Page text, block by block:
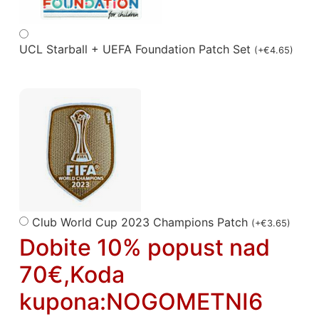
UCL Starball + UEFA Foundation Patch Set (+€4.65)
Club World Cup 2023 Champions Patch (+€3.65)
Dobite 10% popust nad
70€,Koda
kupona:NOGOMETNI6